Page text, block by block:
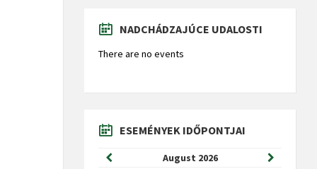
NADCHÁDZAJÚCE UDALOSTI
There are no events
ESEMÉNYEK IDŐPONTJAI
August 2026
Previous
Next